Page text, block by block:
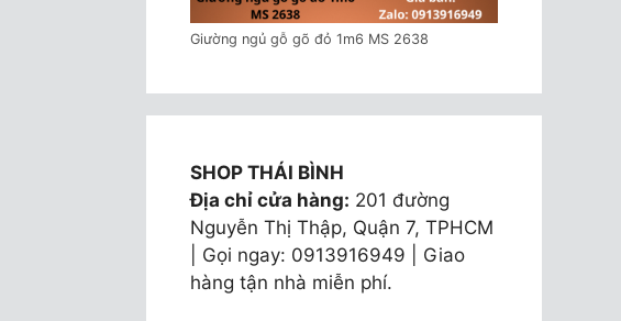
Giường ngủ gỗ gõ đỏ 1m6 MS 2638
SHOP THÁI BÌNH
Địa chỉ cửa hàng: 201 đường
Nguyễn Thị Thập, Quận 7, TPHCM
| Gọi ngay: 0913916949 | Giao
hàng tận nhà miễn phí.